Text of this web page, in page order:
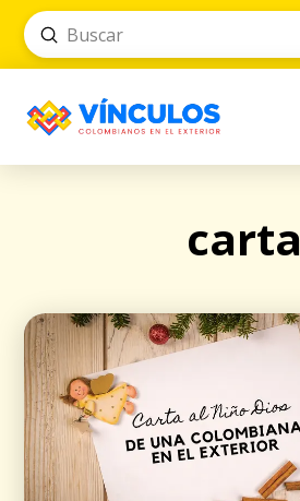
Search
Submit
carta